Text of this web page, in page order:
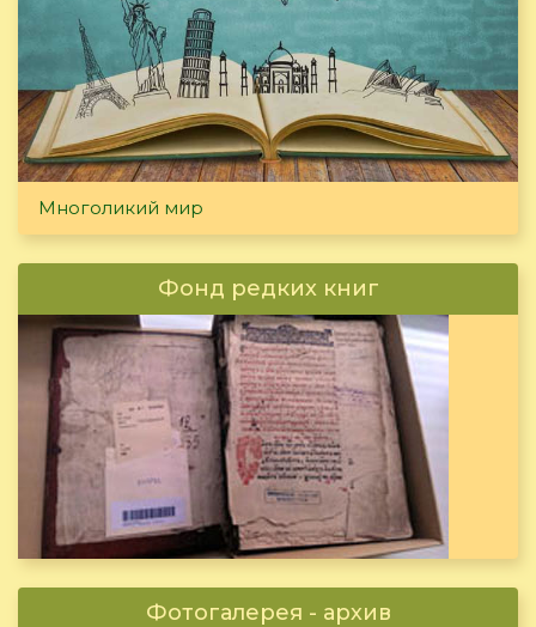
Многоликий мир
Фонд редких книг
Фотогалерея - архив